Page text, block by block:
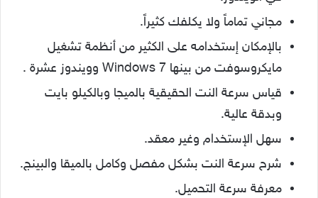
مجاني تماماً ولا يكلفك كثيراً.
بالإمكان إستخدامه على الكثير من أنظمة تشغيل
مايكروسوفت من بينها Windows 7 وويندوز عشرة .
قياس سرعة النت الحقيقية بالميجا وبالكيلو بايت
وبدقة عالية.
سهل الإستخدام وغير معقد.
شرح سرعة النت بشكل مفصل وكامل بالميقا والبينج.
معرفة سرعة التحميل.